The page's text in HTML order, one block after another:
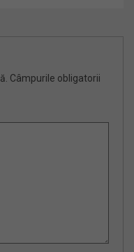
Câmpurile obligatorii